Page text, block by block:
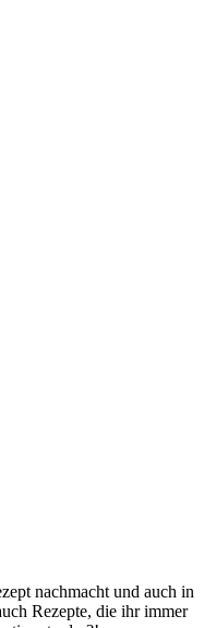
nachmacht und auch in
Rezepte, die ihr immer